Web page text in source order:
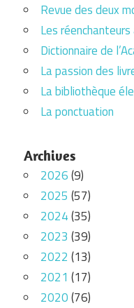
Revue des deux
Les
Dictionnaire de
La passion des
La bibliothèque
La ponctuation
Archives
2026(9)
2025 (57)
2024(35)
2023 (39)
2022 (13)
2021 (17)
2020(76)